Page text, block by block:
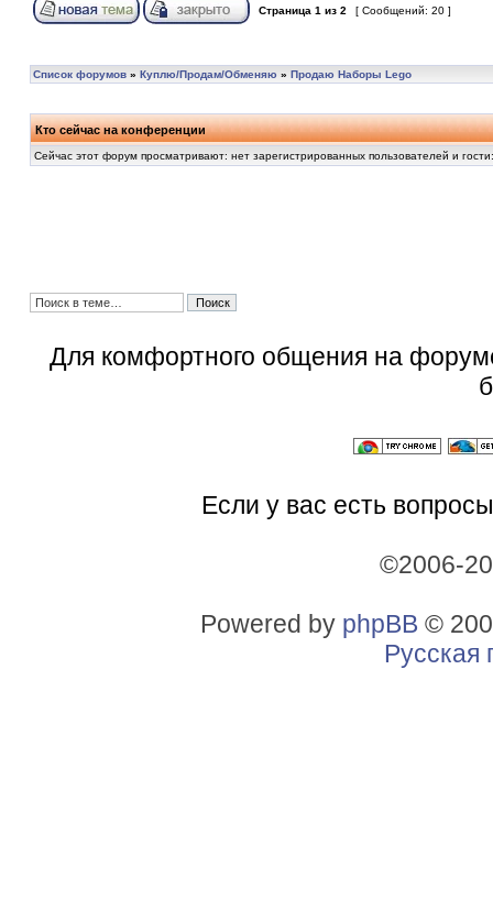
Страница 1 из 2 [ Сообщений: 20 ]
Список форумов » Куплю/Продам/Обменяю » Продаю Наборы Lego
Кто сейчас на конференции
Сейчас этот форум просматривают: нет зарегистрированных пользователей и
Для комфортного общения на
Если у вас есть
©2006-
Powered by phpBB ©
Русская